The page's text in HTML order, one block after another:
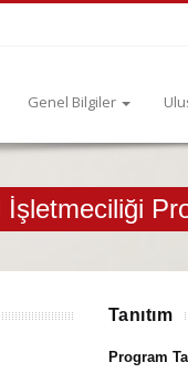
Genel Bilgiler
Tanıtım
Program